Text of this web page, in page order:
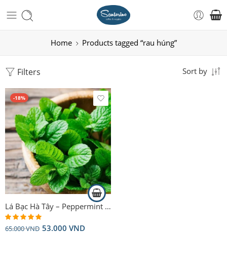
Home Products tagged “rau húng”
Filters Sort by
-18%
Lá Bạc Hà Tây – Peppermint 50g
Rated5.00
65.000VND 53.000 VND